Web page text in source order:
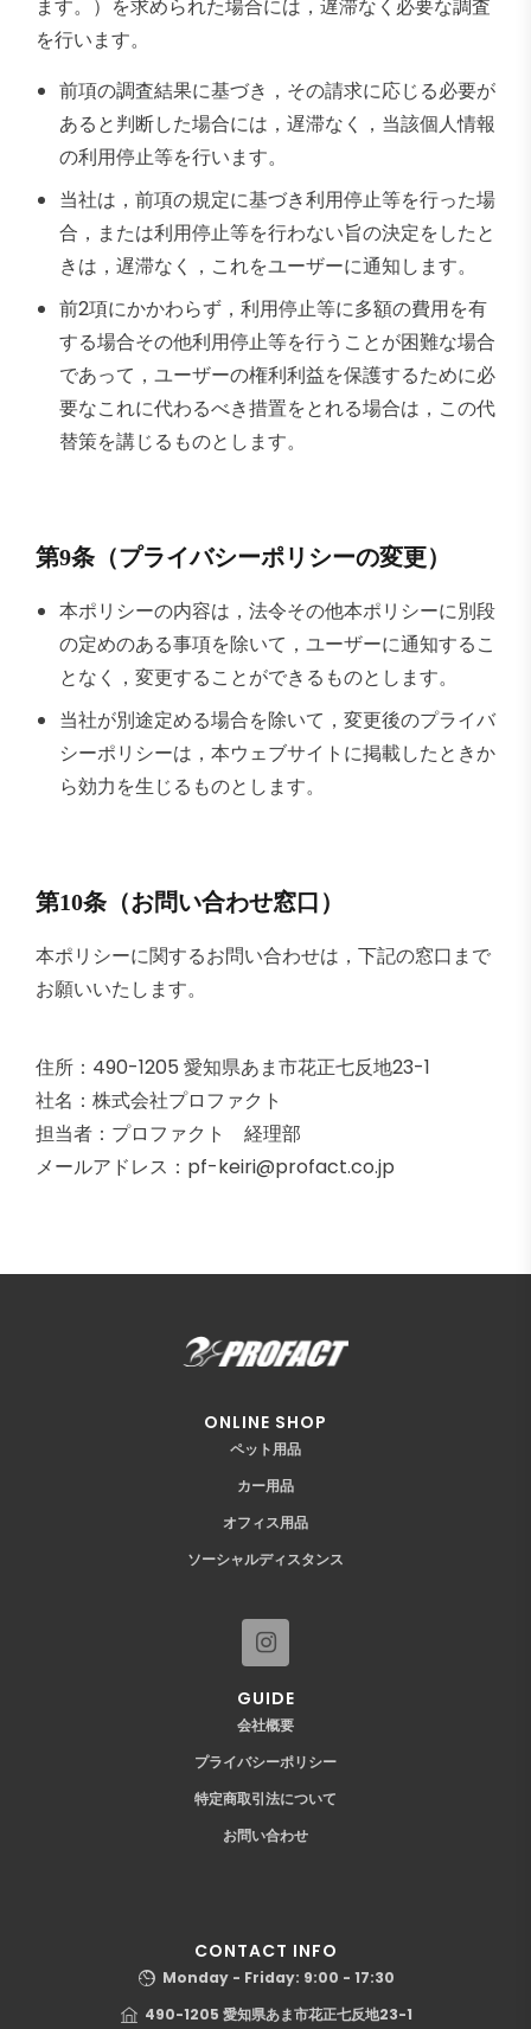
ます。）を求められた場合には，遅滞なく必要な調査
を行います。
前項の調査結果に基づき，その請求に応じる必要が
あると判断した場合には，遅滞なく，当該個人情報
の利用停止等を行います。
当社は，前項の規定に基づき利用停止等を行った場
合，または利用停止等を行わない旨の決定をしたと
きは，遅滞なく，これをユーザーに通知します。
前2項にかかわらず，利用停止等に多額の費用を有
する場合その他利用停止等を行うことが困難な場合
であって，ユーザーの権利利益を保護するために必
要なこれに代わるべき措置をとれる場合は，この代
替策を講じるものとします。
第9条（プライバシーポリシーの変更）
本ポリシーの内容は，法令その他本ポリシーに別段
の定めのある事項を除いて，ユーザーに通知するこ
となく，変更することができるものとします。
当社が別途定める場合を除いて，変更後のプライバ
シーポリシーは，本ウェブサイトに掲載したときか
ら効力を生じるものとします。
第10条（お問い合わせ窓口）
本ポリシーに関するお問い合わせは，下記の窓口まで
お願いいたします。
住所：490-1205 愛知県あま市花正七反地23-1
社名：株式会社プロファクト
担当者：プロファクト 経理部
メールアドレス： pf-keiri@profact.co.jp
ONLINE SHOP
ペット用品
カー用品
オフィス用品
ソーシャルディスタンス
GUIDE
会社概要
プライバシーポリシー
特定商取引法について
お問い合わせ
CONTACT INFO
Monday - Friday: 9:00 - 17:30
490-1205 愛知県あま市花正七反地23-1